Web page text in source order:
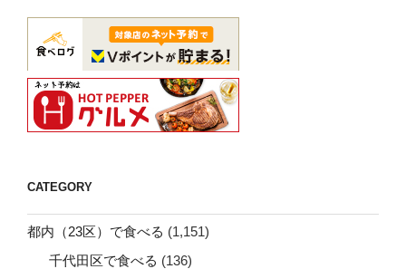
CATEGORY
都内（23区）で食べる (1,151)
千代田区で食べる (136)